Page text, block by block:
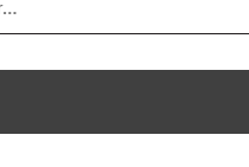
iki kibazo : Uriko